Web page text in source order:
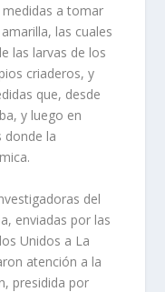
a tomar
las cuales
las larvas de los
criaderos, y
que, desde
y luego en
donde la
del
enviadas por las
Unidos a La
atención a la
presidida por